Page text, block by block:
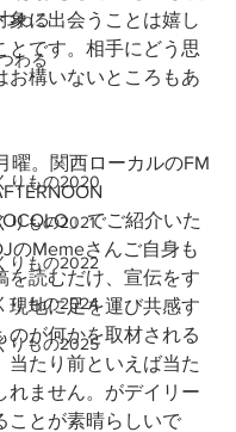
わる
わる
りもの2020
りもの2021
りもの2022
りもの2024
りもの2025
象に出会うことは嬉し
とです。相手にどう思
お構いないところもあ
曜。関西ローカルのFM
」でご紹介いた
のMemeさんご自身も
を読むだけ、宣伝をす
現地に足を運び共感す
のが何かを取材される
当たり前といえば当た
れません。がデイリー
ことが素晴らしいで